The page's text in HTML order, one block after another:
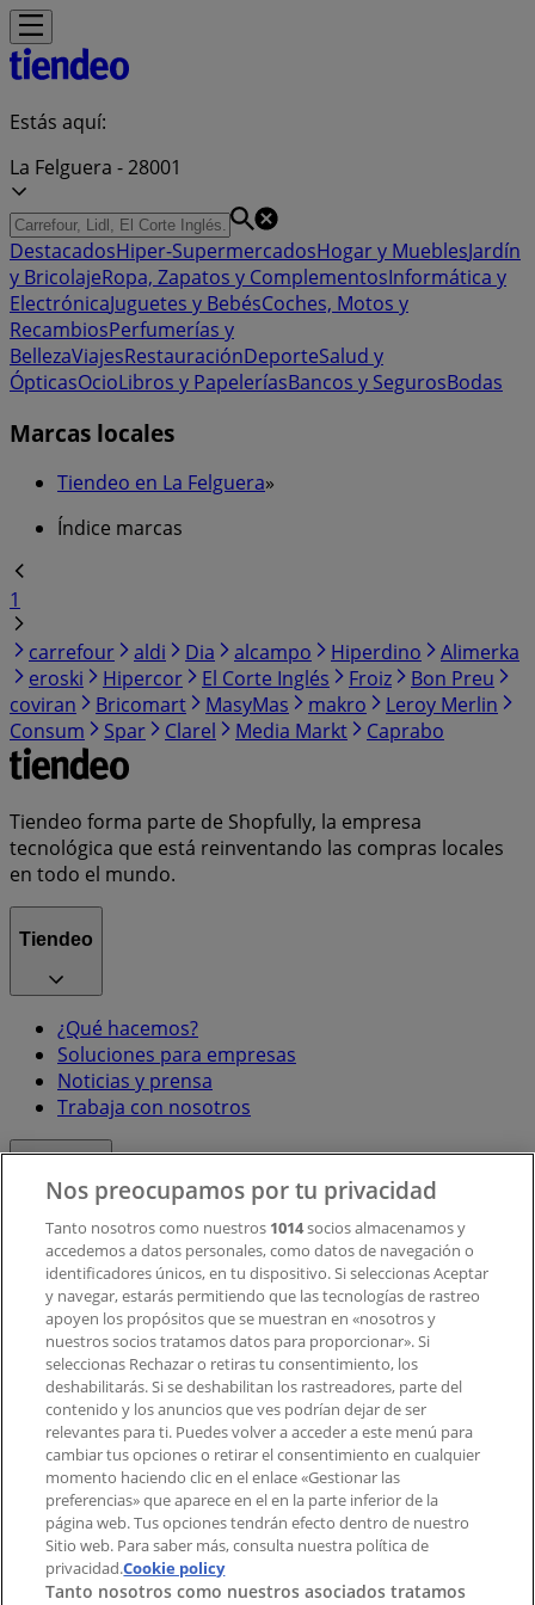
Estás aquí:
La Felguera - 28001
DestacadosHiper-SupermercadosHogar y MueblesJardín
y BricolajeRopa, Zapatos y ComplementosInformática y
ElectrónicaJuguetes y BebésCoches, Motos y
RecambiosPerfumerías y
BellezaViajesRestauraciónDeporteSalud y
ÓpticasOcioLibros y PapeleríasBancos y SegurosBodas
Marcas locales
Tiendeo en La Felguera»
Índice marcas
1
carrefour
aldi Dia alcampo Hiperdino
Alimerka
eroski
Hipercor El Corte Inglés Froiz
Bon Preu
coviran
Bricomart MasyMas makro
Leroy Merlin
Consum
Spar Clarel Media Markt Caprabo
Tiendeo forma parte de Shopfully, la empresa
tecnológica que está reinventando las compras locales
en todo el mundo.
Tiendeo
¿Qué hacemos?
Soluciones para empresas
Noticias y prensa
Trabaja con nosotros
Contacto comercial y de marketing
Tienda mal colocada en el mapa
Notificar un folleto
¿Encontraste un problema en la web o en la
aplicación?
Índices
Marcas
Marcas locales
Negocios
Negocios cercanos
Nos preocupamos por tu privacidad
Tanto nosotros como nuestros 1014socios almacenamos y
accedemos a datos personales, como datos de navegación o
identificadores únicos, en tu dispositivo. Si seleccionas Aceptar
y navegar, estarás permitiendo que las tecnologías de rastreo
apoyen los propósitos que se muestran en «nosotros y
nuestros socios tratamos datos para proporcionar». Si
seleccionas Rechazar o retiras tu consentimiento, los
deshabilitarás. Si se deshabilitan los rastreadores, parte del
contenido y los anuncios que ves podrían dejar de ser
relevantes para ti. Puedes volver a acceder a este menú para
cambiar tus opciones o retirar el consentimiento en cualquier
momento haciendo clic en el enlace «Gestionar las
preferencias» que aparece en el en la parte inferior de la
página web. Tus opciones tendrán efecto dentro de nuestro
Sitio web. Para saber más, consulta nuestra política de
privacidad.Cookie policy
Tanto nosotros como nuestros asociados tratamos